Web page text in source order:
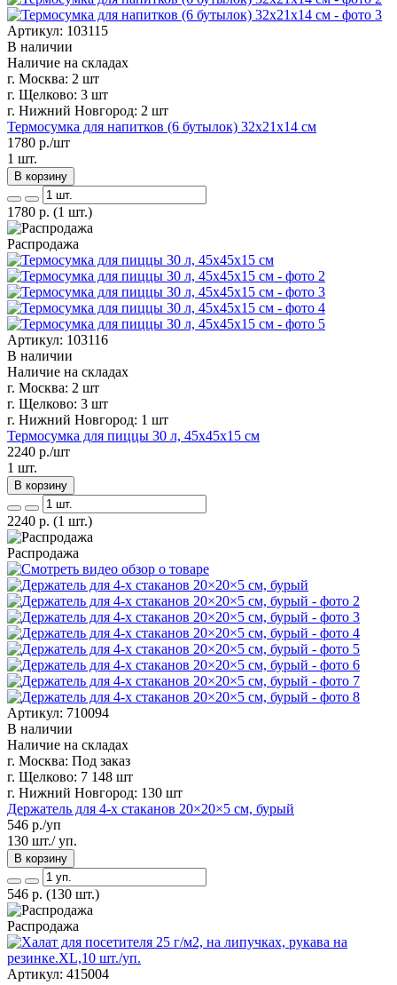
Артикул: 103115
В наличии
Наличие на складах
г. Москва: 2 шт
г. Щелково: 3 шт
г. Нижний Новгород: 2 шт
Термосумка для напитков (6 бутылок) 32х21х14 см
1780 р./шт
1 шт.
В корзину
1780 р. (1 шт.)
Распродажа
Артикул: 103116
В наличии
Наличие на складах
г. Москва: 2 шт
г. Щелково: 3 шт
г. Нижний Новгород: 1 шт
Термосумка для пиццы 30 л, 45х45х15 см
2240 р./шт
1 шт.
В корзину
2240 р. (1 шт.)
Распродажа
Артикул: 710094
В наличии
Наличие на складах
г. Москва: Под заказ
г. Щелково: 7 148 шт
г. Нижний Новгород: 130 шт
Держатель для 4-х стаканов 20×20×5 см, бурый
546 р./уп
130 шт./ уп.
В корзину
546 р. (130 шт.)
Распродажа
Артикул: 415004